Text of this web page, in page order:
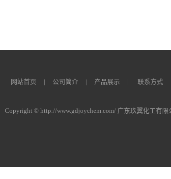
网站首页 | 公司简介 | 产品展示 | 联系方式
Copyright © http://www.gdjoychem.com/ 广东玖翼化工有限